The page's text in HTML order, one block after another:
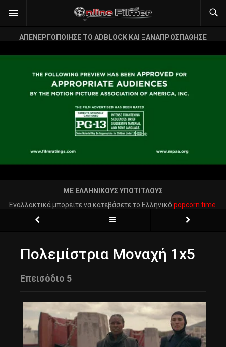
ΑΠΕΝΕΡΓΟΠΟΙΗΣΕ ΤΟ ADBLOCK ΚΑΙ ΞΑΝΑΠΡΟΣΠΑΘΗΣΕ
ΜΕ ΕΛΛΗΝΙΚΟΥΣ ΥΠΟΤΙΤΛΟΥΣ
Εναλλακτικά μπορείτε να κατεβάσετε το Ελληνικό popcorn time.
Πολεμίστρια Μοναχή 1x5
Επεισόδιο 5